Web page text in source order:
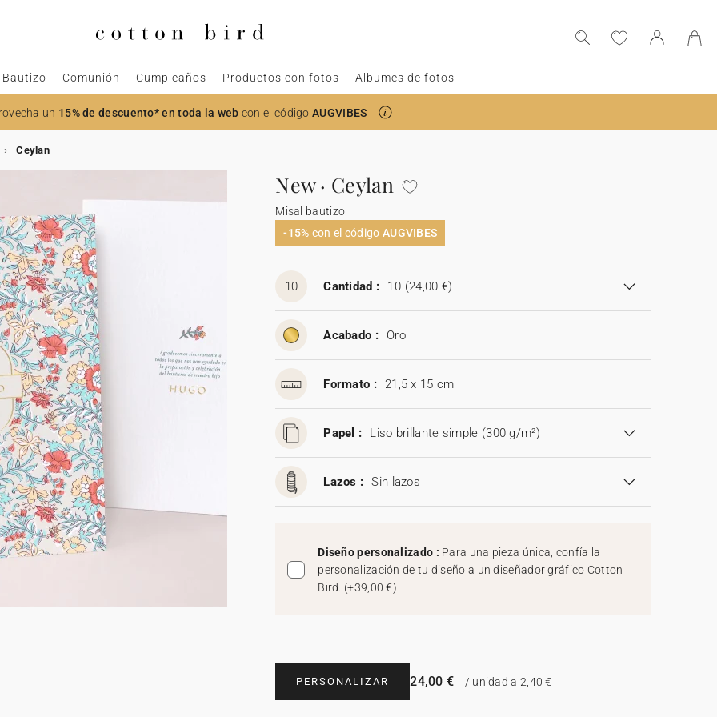
Bautizo Comunión Cumpleaños Productos con fotos Albumes de fotos
un 15% de descuento* en toda la web con el códigoAUGVIBES
Ceylan
New · Ceylan
Misal bautizo
-15% con el código AUGVIBES
10 Cantidad : 10 (24,00 €)
Acabado : Oro
Formato : 21,5 x 15 cm
Papel : Liso brillante simple (300 g/m²)
Lazos : Sin lazos
Diseño personalizado : Para una pieza única, confía la
personalización de tu diseño a un diseñador gráfico Cotton
Bird. (+39,00 €)
PERSONALIZAR 24,00 € / unidad a 2,40 €